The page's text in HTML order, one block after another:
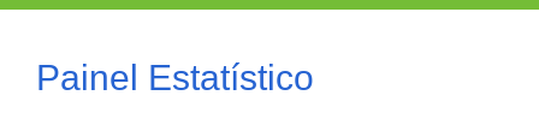
Painel Estatístico